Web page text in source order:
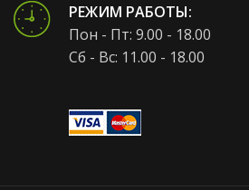
РЕЖИМ РАБОТЫ:
Пон - Пт: 9.00 - 18.00
Сб - Вс: 11.00 - 18.00